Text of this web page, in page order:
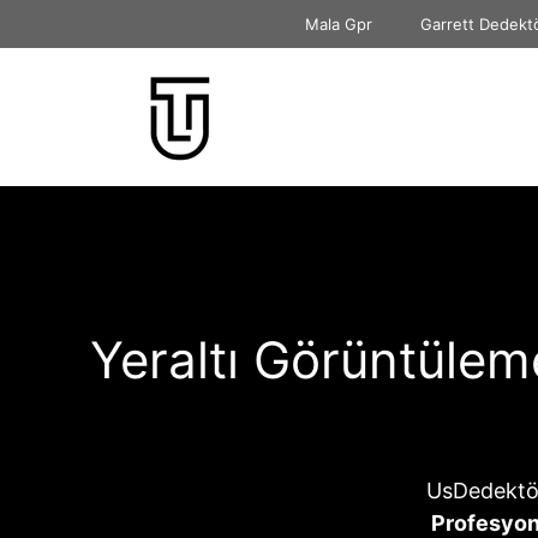
atla
Mala Gpr Garrett
Yeraltı